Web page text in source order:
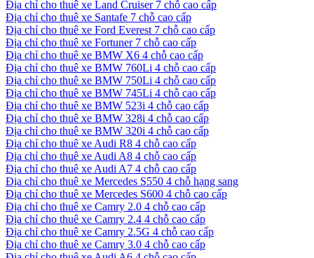
Địa chỉ cho thuê xe Land Cruiser 7 chỗ cao cấp
Địa chỉ cho thuê xe Santafe 7 chỗ cao cấp
Địa chỉ cho thuê xe Ford Everest 7 chỗ cao cấp
Địa chỉ cho thuê xe Fortuner 7 chỗ cao cấp
Địa chỉ cho thuê xe BMW X6 4 chỗ cao cấp
Địa chỉ cho thuê xe BMW 760Li 4 chỗ cao cấp
Địa chỉ cho thuê xe BMW 750Li 4 chỗ cao cấp
Địa chỉ cho thuê xe BMW 745Li 4 chỗ cao cấp
Địa chỉ cho thuê xe BMW 523i 4 chỗ cao cấp
Địa chỉ cho thuê xe BMW 328i 4 chỗ cao cấp
Địa chỉ cho thuê xe BMW 320i 4 chỗ cao cấp
Địa chỉ cho thuê xe Audi R8 4 chỗ cao cấp
Địa chỉ cho thuê xe Audi A8 4 chỗ cao cấp
Địa chỉ cho thuê xe Audi A7 4 chỗ cao cấp
Địa chỉ cho thuê xe Mercedes S550 4 chỗ hạng sang
Địa chỉ cho thuê xe Mercedes S600 4 chỗ cao cấp
Địa chỉ cho thuê xe Camry 2.0 4 chỗ cao cấp
Địa chỉ cho thuê xe Camry 2.4 4 chỗ cao cấp
Địa chỉ cho thuê xe Camry 2.5G 4 chỗ cao cấp
Địa chỉ cho thuê xe Camry 3.0 4 chỗ cao cấp